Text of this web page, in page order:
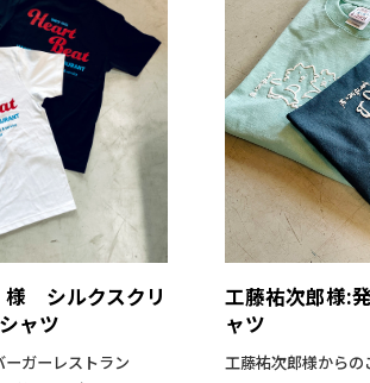
様 シルクスクリ
ャツ
ガーレストラン
工藤祐次郎様:
ャツ
工藤祐次郎様から